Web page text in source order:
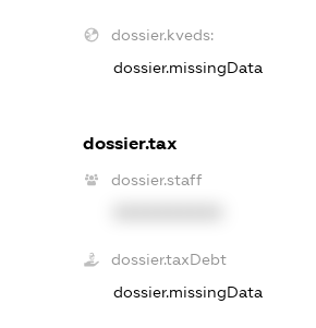
dossier.kveds:
dossier.missingData
dossier.tax
dossier.staff
dossier.taxDebt
dossier.missingData